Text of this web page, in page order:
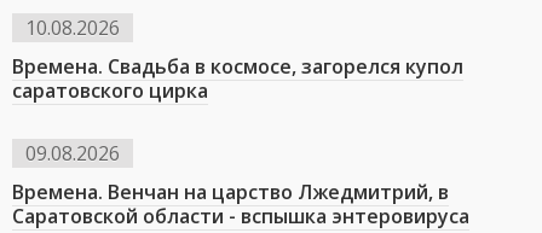
10.08.2026
Времена. Свадьба в космосе, загорелся купол
саратовского цирка
09.08.2026
Времена. Венчан на царство Лжедмитрий, в
Саратовской области - вспышка энтеровируса